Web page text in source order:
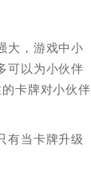
大，游戏中小
可以为小伙伴
卡牌对小伙伴
有当卡牌升级